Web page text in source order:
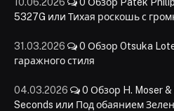
5327G или Тихая роскошь с
31.03.2026 0 Обзор Otsuka
гаражного стиля
04.03.2026 0 Обзор H. Moser
Seconds или Под обаянием